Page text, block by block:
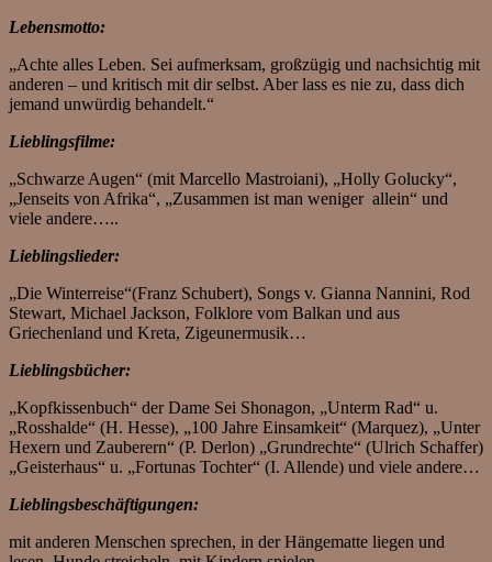
Lebensmotto:
„Achte alles Leben. Sei aufmerksam, großzügig und nachsichtig mit
anderen – und kritisch mit dir selbst. Aber lass es nie zu, dass dich
jemand unwürdig behandelt.“
Lieblingsfilme:
„Schwarze Augen“ (mit Marcello Mastroiani), „Holly Golucky“,
„Jenseits von Afrika“, „Zusammen ist man weniger allein“ und
viele andere…..
Lieblingslieder:
„Die Winterreise“(Franz Schubert), Songs v. Gianna Nannini, Rod
Stewart, Michael Jackson, Folklore vom Balkan und aus
Griechenland und Kreta, Zigeunermusik…
Lieblingsbücher:
„Kopfkissenbuch“ der Dame Sei Shonagon, „Unterm Rad“ u.
„Rosshalde“ (H. Hesse), „100 Jahre Einsamkeit“ (Marquez), „Unter
Hexern und Zauberern“ (P. Derlon) „Grundrechte“ (Ulrich Schaffer)
„Geisterhaus“ u. „Fortunas Tochter“ (I. Allende) und viele andere…
Lieblingsbeschäftigungen:
mit anderen Menschen sprechen, in der Hängematte liegen und